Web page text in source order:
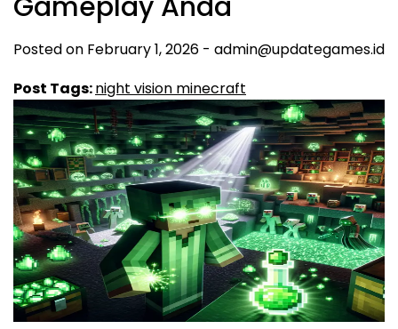
Posted on February 1, 2026 - admin@updategames.id
Post Tags:night vision minecraft